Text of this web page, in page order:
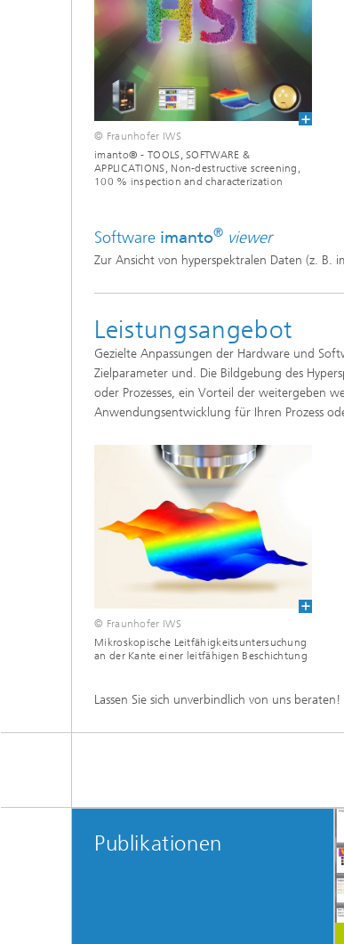
© Fraunhofer IWS
imanto® - TOOLS, SOFTWARE &
APPLICATIONS, Non-destructive screening,
100 % inspection and characterization
Software imanto® viewer
Zur Ansicht von hyperspektralen Daten (z. B.
Leistungsangebot
Gezielte Anpassungen der Hardware und
Zielparameter und. Die Bildgebung des
oder Prozesses, ein Vorteil der weitergeben
Anwendungsentwicklung für Ihren Prozess
© Fraunhofer IWS
Mikroskopische Leitfähigkeitsuntersuchung
an der Kante einer leitfähigen Beschichtung
Lassen Sie sich unverbindlich von uns beraten!
Publikationen